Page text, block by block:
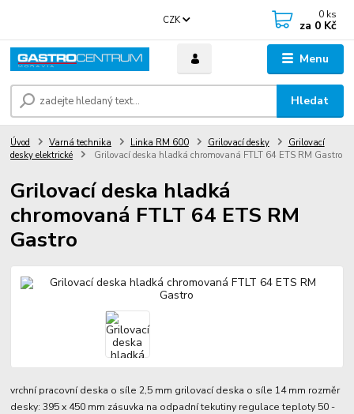
Menu
CZK
Hledat
0 ks
za 0 Kč
Úvod Varná technika Linka RM 600 Grilovací desky
Grilovací
desky elektrické
Grilovací deska hladká chromovaná FTLT 64 ETS RM Gastro
Grilovací deska hladká
chromovaná FTLT 64 ETS RM
Gastro
vrchní pracovní deska o síle 2,5 mm grilovací deska o síle 14 mm rozměr
desky: 395 x 450 mm zásuvka na odpadní tekutiny regulace teploty 50 -